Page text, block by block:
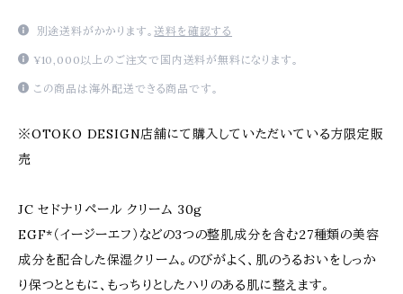
別途送料がかかります。送料を確認する
¥10,000以上のご注文で国内送料が無料になります。
この商品は海外配送できる商品です。
※OTOKO DESIGN店舗にて購入していただいている方限定販
売
JC セドナリペール クリーム 30g
EGF*（イージーエフ）などの3つの整肌成分を含む27種類の美容
成分を配合した保湿クリーム。のびがよく、肌のうるおいをしっか
り保つとともに、もっちりとしたハリのある肌に整えます。